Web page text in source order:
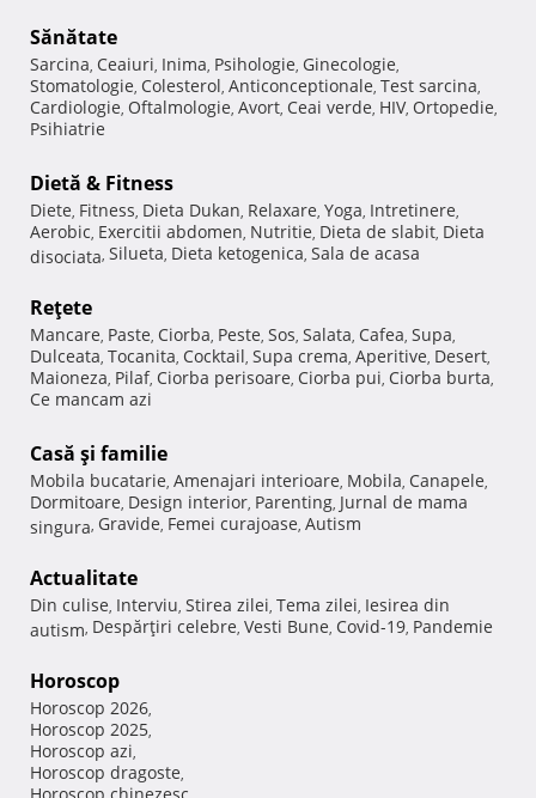
Sănătate
Sarcina, Ceaiuri, Inima, Psihologie, Ginecologie,
Stomatologie, Colesterol, Anticonceptionale, Test sarcina,
Cardiologie, Oftalmologie, Avort, Ceai verde, HIV, Ortopedie,
Psihiatrie
Dietă & Fitness
Diete, Fitness, Dieta Dukan, Relaxare, Yoga, Intretinere,
Aerobic, Exercitii abdomen, Nutritie, Dieta de slabit, Dieta
disociata, Silueta, Dieta ketogenica, Sala de acasa
Reţete
Mancare, Paste, Ciorba, Peste, Sos, Salata, Cafea, Supa,
Dulceata, Tocanita, Cocktail, Supa crema, Aperitive, Desert,
Maioneza, Pilaf, Ciorba perisoare, Ciorba pui, Ciorba burta,
Ce mancam azi
Casă şi familie
Mobila bucatarie, Amenajari interioare, Mobila, Canapele,
Dormitoare, Design interior, Parenting, Jurnal de mama
singura, Gravide, Femei curajoase, Autism
Actualitate
Din culise, Interviu, Stirea zilei, Tema zilei, Iesirea din
autism, Despărţiri celebre, Vesti Bune, Covid-19, Pandemie
Horoscop
Horoscop 2026,
Horoscop 2025,
Horoscop azi,
Horoscop dragoste,